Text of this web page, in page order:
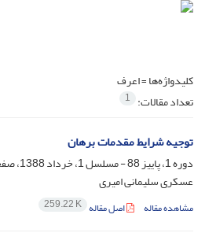
کلیدواژه‌ها =اعرف
تعداد مقالات: 1
توجیه شرایط مقدمات برهان
دوره 1، پاییز 88 - مسلسل 1، خرداد 1388، صفحه
عسکری سلیمانی امیری
مشاهده مقاله اصل مقاله 259.22 K